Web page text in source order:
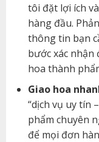
tôi đặt lợi ích
hàng đầu.
thông tin bạn
bước xác
hoa thành
Giao hoa
“dịch vụ uy tín
phẩm chuyên
để mọi đơn